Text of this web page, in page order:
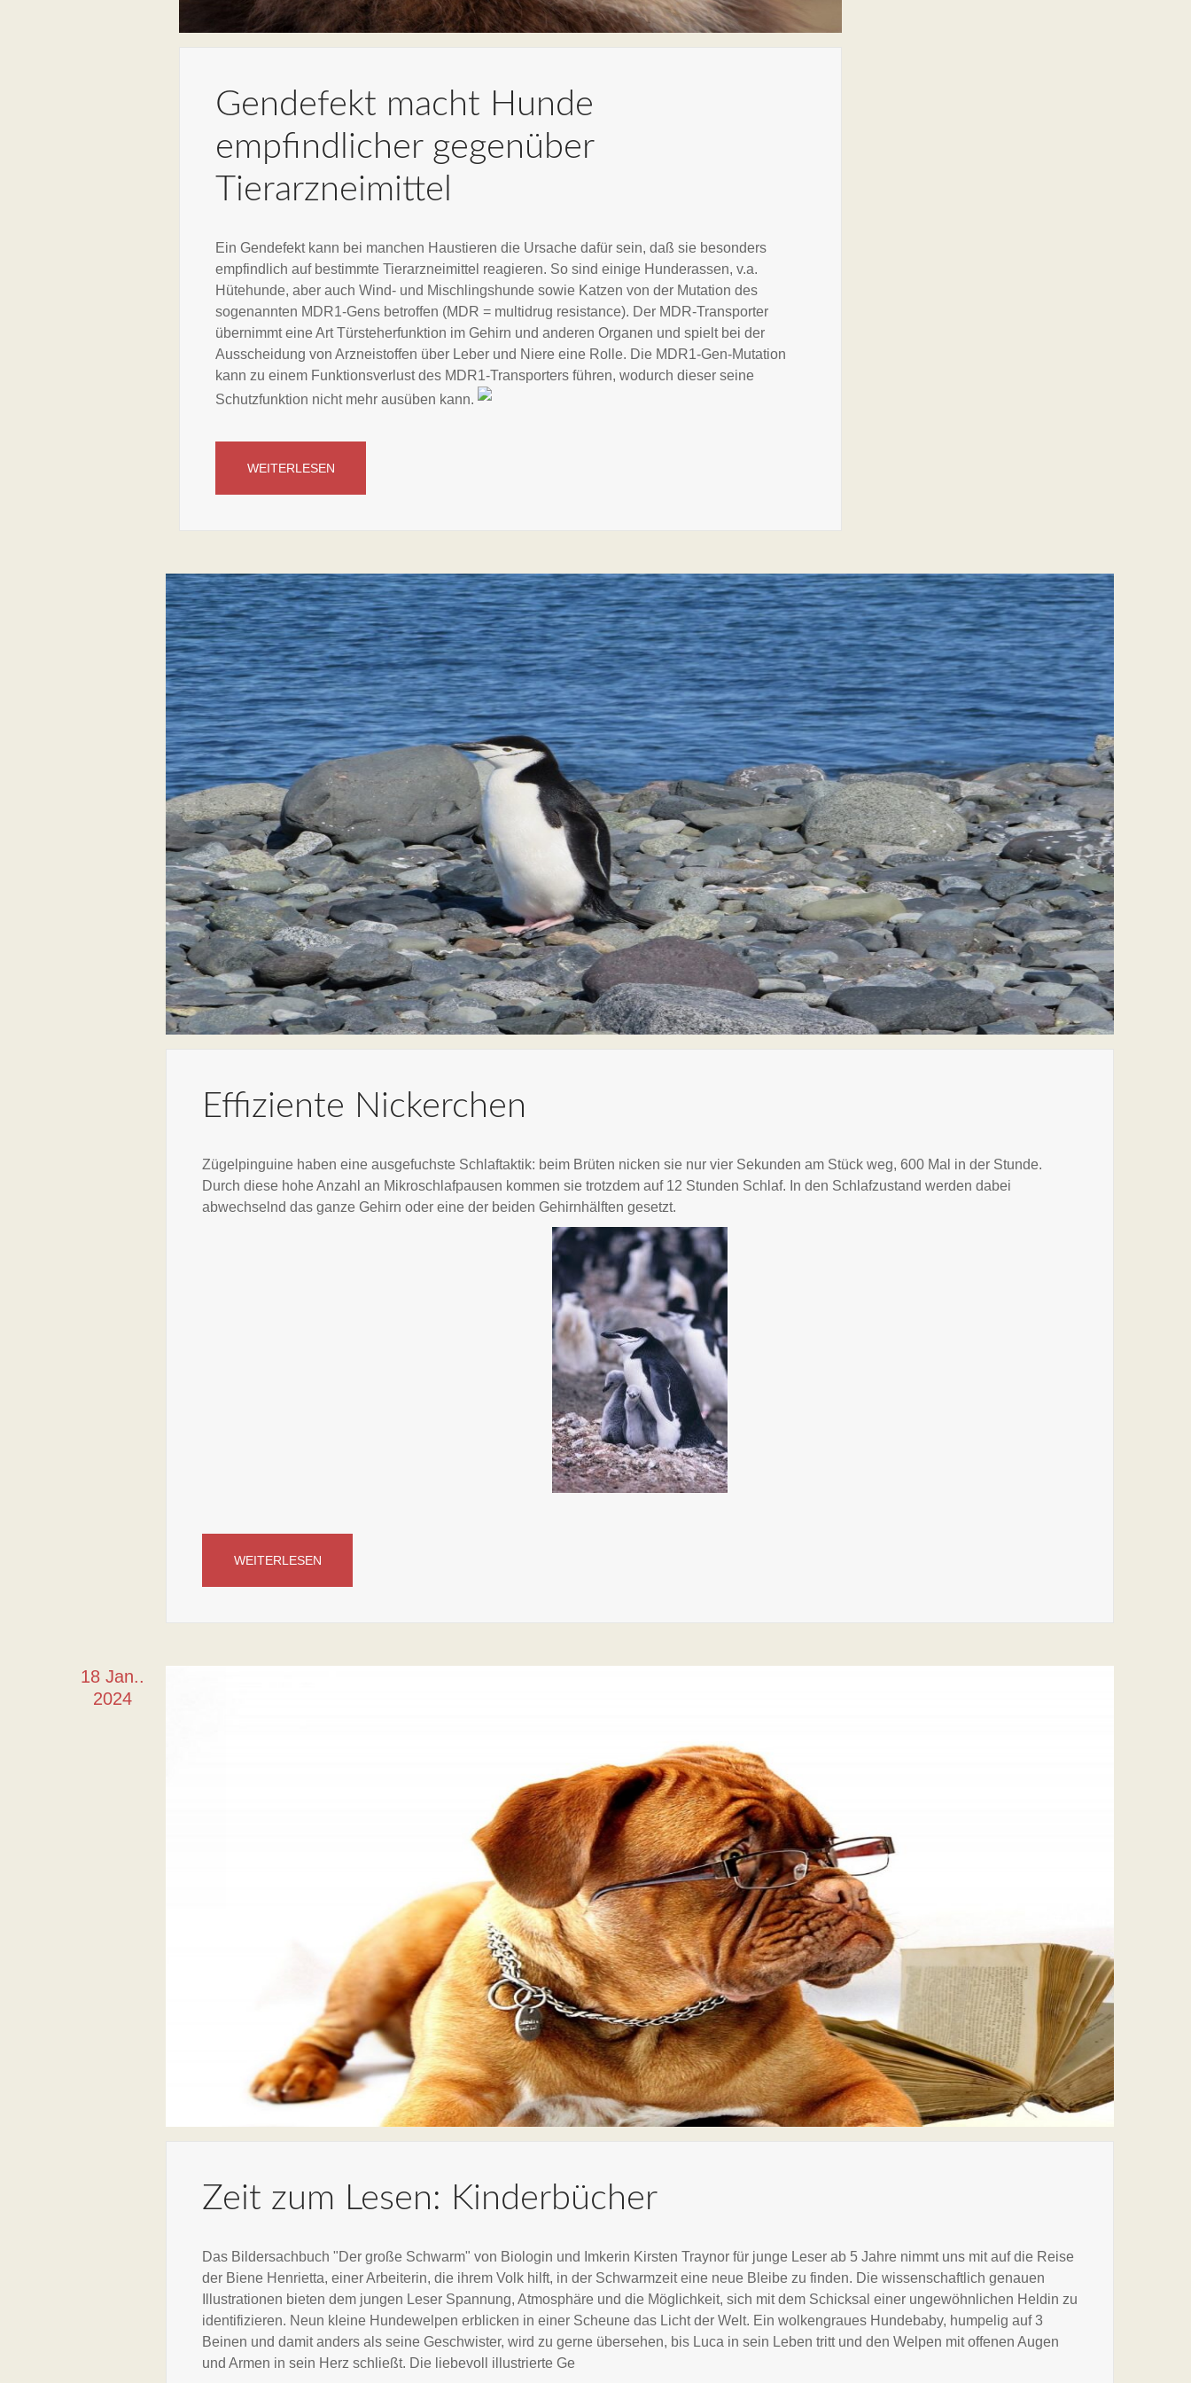
Gendefekt macht Hunde
empfindlicher gegenüber
Tierarzneimittel
Ein Gendefekt kann bei manchen Haustieren die Ursache dafür sein, daß sie besonders
empfindlich auf bestimmte Tierarzneimittel reagieren. So sind einige Hunderassen, v.a.
Hütehunde, aber auch Wind- und Mischlingshunde sowie Katzen von der Mutation des
sogenannten MDR1-Gens betroffen (MDR = multidrug resistance). Der MDR-Transporter
übernimmt eine Art Türsteherfunktion im Gehirn und anderen Organen und spielt bei der
Ausscheidung von Arzneistoffen über Leber und Niere eine Rolle. Die MDR1-Gen-Mutation
kann zu einem Funktionsverlust des MDR1-Transporters führen, wodurch dieser seine
Schutzfunktion nicht mehr ausüben kann.
WEITERLESEN
Effiziente Nickerchen
Zügelpinguine haben eine ausgefuchste Schlaftaktik: beim Brüten nicken sie nur vier Sekunden am Stück weg, 600 Mal in der Stunde.
Durch diese hohe Anzahl an Mikroschlafpausen kommen sie trotzdem auf 12 Stunden Schlaf. In den Schlafzustand werden dabei
abwechselnd das ganze Gehirn oder eine der beiden Gehirnhälften gesetzt.
WEITERLESEN
18 Jan..
2024
Zeit zum Lesen: Kinderbücher
Das Bildersachbuch "Der große Schwarm" von Biologin und Imkerin Kirsten Traynor für junge Leser ab 5 Jahre nimmt uns mit auf die Reise
der Biene Henrietta, einer Arbeiterin, die ihrem Volk hilft, in der Schwarmzeit eine neue Bleibe zu finden. Die wissenschaftlich genauen
Illustrationen bieten dem jungen Leser Spannung, Atmosphäre und die Möglichkeit, sich mit dem Schicksal einer ungewöhnlichen Heldin zu
identifizieren. Neun kleine Hundewelpen erblicken in einer Scheune das Licht der Welt. Ein wolkengraues Hundebaby, humpelig auf 3
Beinen und damit anders als seine Geschwister, wird zu gerne übersehen, bis Luca in sein Leben tritt und den Welpen mit offenen Augen
und Armen in sein Herz schließt. Die liebevoll illustrierte Ge